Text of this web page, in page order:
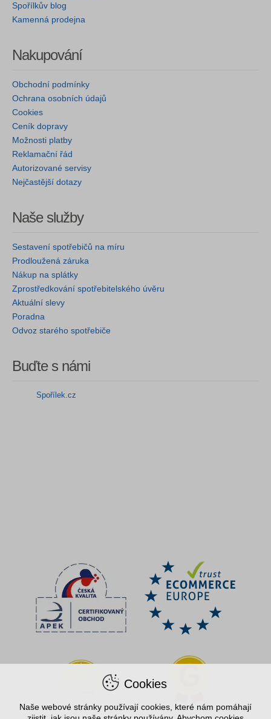
Spořílkův blog
Kamenná prodejna
Nakupování
Obchodní podmínky
Ochrana osobních údajů
Cookies
Ceník dopravy
Možnosti platby
Reklamační řád
Autorizované servisy
Nejčastější dotazy
Naše služby
Sestavení spotřebičů na míru
Prodloužená záruka
Nákup na splátky
Zprostředkování spotřebitelského úvěru
Aktuální slevy
Poradna
Odvoz starého spotřebiče
Buďte s námi
Spořílek.cz
Cookies
Naše webové stránky používají cookies, které nám pomáhají